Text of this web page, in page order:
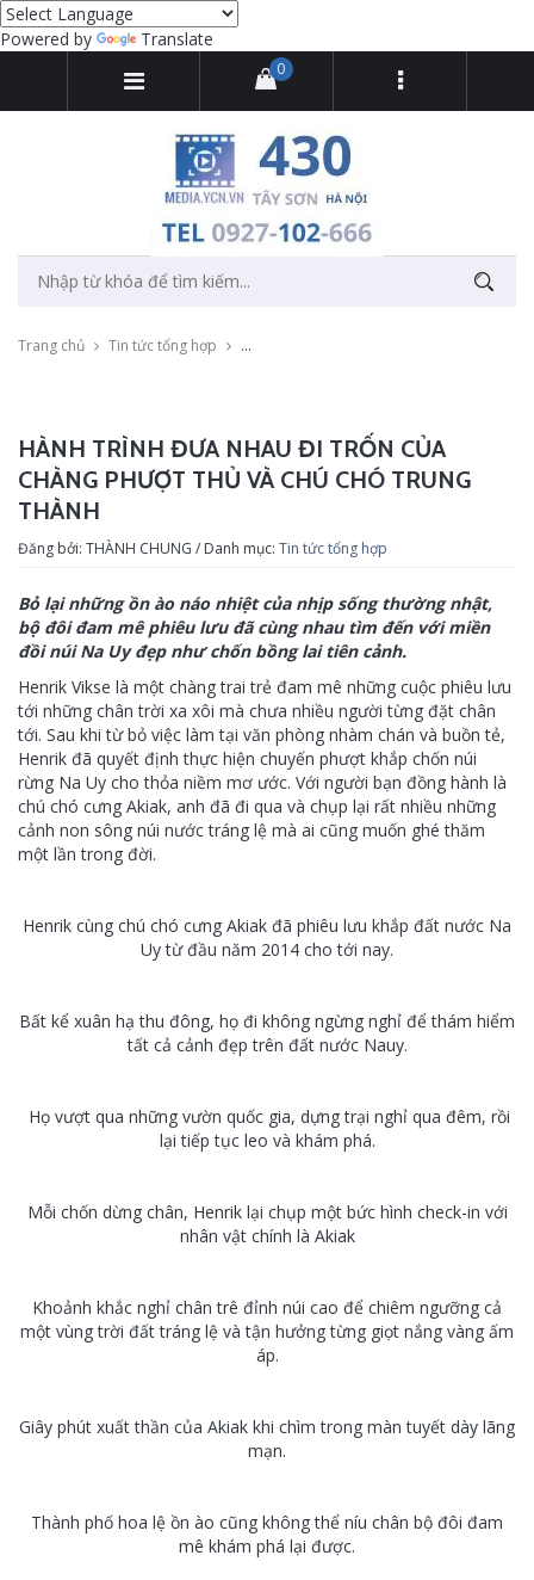
Powered by Translate
0
Trang chủ Tin tức tổng hợp Hành trình đưa nhau đi trốn của chàng
HÀNH TRÌNH ĐƯA NHAU ĐI TRỐN CỦA
CHÀNG PHƯỢT THỦ VÀ CHÚ CHÓ TRUNG
THÀNH
Đăng bởi: THÀNH CHUNG / Danh mục: Tin tức tổng hợp
Bỏ lại những ồn ào náo nhiệt của nhịp sống thường nhật,
bộ đôi đam mê phiêu lưu đã cùng nhau tìm đến với miền
đồi núi Na Uy đẹp như chốn bồng lai tiên cảnh.
Henrik Vikse là một chàng trai trẻ đam mê những cuộc phiêu lưu
tới những chân trời xa xôi mà chưa nhiều người từng đặt chân
tới. Sau khi từ bỏ việc làm tại văn phòng nhàm chán và buồn tẻ,
Henrik đã quyết định thực hiện chuyến phượt khắp chốn núi
rừng Na Uy cho thỏa niềm mơ ước. Với người bạn đồng hành là
chú chó cưng Akiak, anh đã đi qua và chụp lại rất nhiều những
cảnh non sông núi nước tráng lệ mà ai cũng muốn ghé thăm
một lần trong đời.
Henrik cùng chú chó cưng Akiak đã phiêu lưu khắp đất nước Na
Uy từ đầu năm 2014 cho tới nay.
Bất kể xuân hạ thu đông, họ đi không ngừng nghỉ để thám hiểm
tất cả cảnh đẹp trên đất nước Nauy.
Họ vượt qua những vườn quốc gia, dựng trại nghỉ qua đêm, rồi
lại tiếp tục leo và khám phá.
Mỗi chốn dừng chân, Henrik lại chụp một bức hình check-in với
nhân vật chính là Akiak
Khoảnh khắc nghỉ chân trê đỉnh núi cao để chiêm ngưỡng cả
một vùng trời đất tráng lệ và tận hưởng từng giọt nắng vàng ấm
áp.
Giây phút xuất thần của Akiak khi chìm trong màn tuyết dày lãng
mạn.
Thành phố hoa lệ ồn ào cũng không thể níu chân bộ đôi đam
mê khám phá lại được.